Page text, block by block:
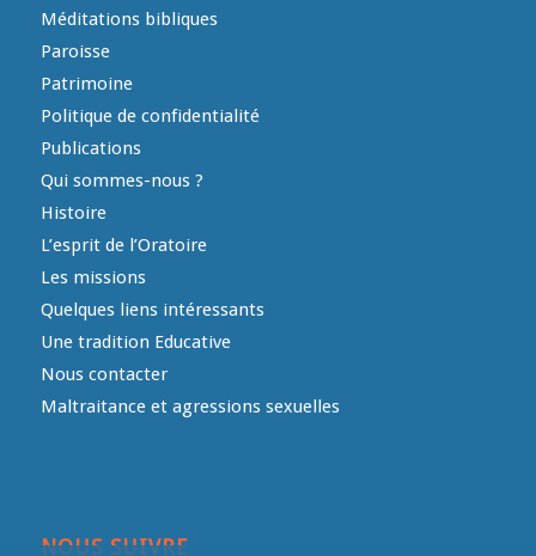
Méditations bibliques
Paroisse
Patrimoine
Politique de confidentialité
Publications
Qui sommes-nous ?
Histoire
L’esprit de l’Oratoire
Les missions
Quelques liens intéressants
Une tradition Educative
Nous contacter
Maltraitance et agressions sexuelles
NOUS SUIVRE